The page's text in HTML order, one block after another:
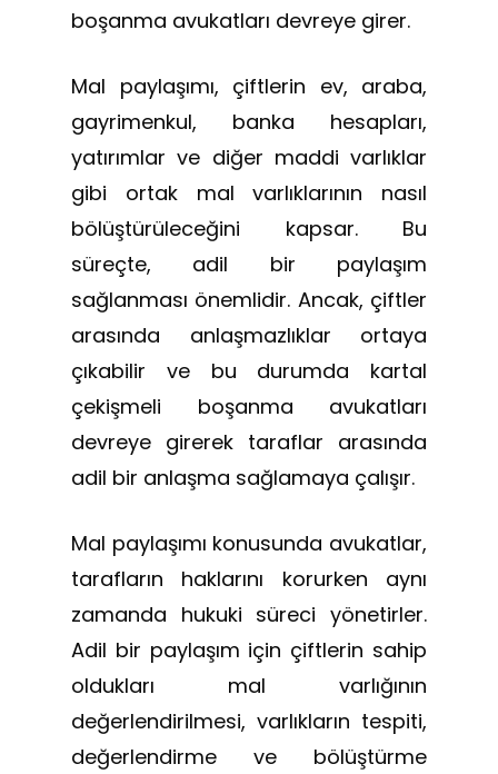
boşanma avukatları devreye girer.
Mal paylaşımı, çiftlerin ev, araba,
gayrimenkul, banka hesapları,
yatırımlar ve diğer maddi varlıklar
gibi ortak mal varlıklarının nasıl
bölüştürüleceğini kapsar. Bu
süreçte, adil bir paylaşım
sağlanması önemlidir. Ancak, çiftler
arasında anlaşmazlıklar ortaya
çıkabilir ve bu durumda kartal
çekişmeli boşanma avukatları
devreye girerek taraflar arasında
adil bir anlaşma sağlamaya çalışır.
Mal paylaşımı konusunda avukatlar,
tarafların haklarını korurken aynı
zamanda hukuki süreci yönetirler.
Adil bir paylaşım için çiftlerin sahip
oldukları mal varlığının
değerlendirilmesi, varlıkların tespiti,
değerlendirme ve bölüştürme